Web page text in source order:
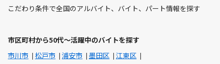
こだわり条件で全国のアルバイト、バイト、パート情報を探す
市区町村から50代～活躍中のバイトを探す
市川市
松戸市 浦安市 墨田区 江東区